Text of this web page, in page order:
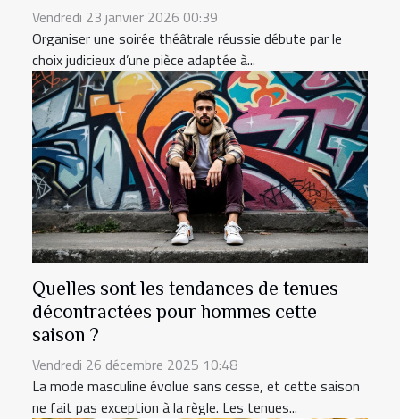
Vendredi 23 janvier 2026 00:39
Organiser une soirée théâtrale réussie débute par le
choix judicieux d’une pièce adaptée à...
Quelles sont les tendances de tenues
décontractées pour hommes cette
saison ?
Vendredi 26 décembre 2025 10:48
La mode masculine évolue sans cesse, et cette saison
ne fait pas exception à la règle. Les tenues...